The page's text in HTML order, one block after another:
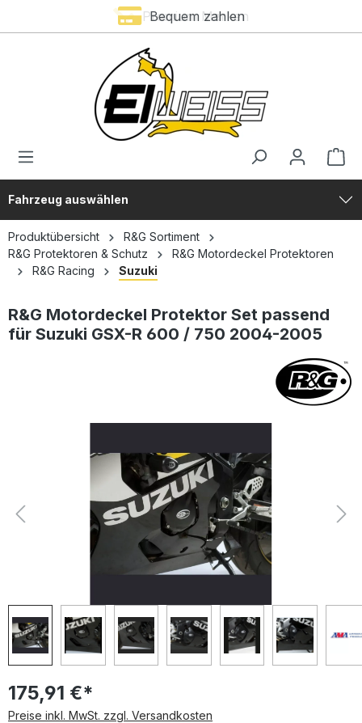
Premium Marken
Bequem zahlen
Fahrzeug auswählen
Produktübersicht
R&G Sortiment
R&G Protektoren & Schutz
R&G Motordeckel Protektoren
R&G Racing
Suzuki
R&G Motordeckel Protektor Set passend
für Suzuki GSX-R 600 / 750 2004-2005
175,91 €*
Preise inkl. MwSt. zzgl. Versandkosten